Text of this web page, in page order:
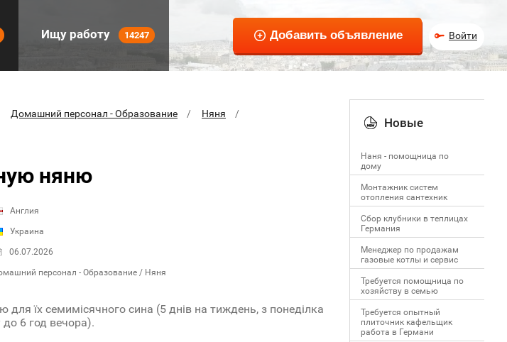
Ищу работу 14247 Войти
Домашний персонал - Образование
Няня
няню
Англия
Украина
06.07.2026
персонал - Образование / Няня
для їх семимісячного сина (5 днів на тиждень, з понеділка
до 6 год вечора).
Новые
Наня - помощница по
дому
Монтажник систем
отопления сантехник
Сбор клубники в теплицах
Германия
Менеджер по продажам
газовые котлы и сервис
Требуется помощница по
хозяйству в семью
Требуется опытный
плиточник кафельщик
работa в Германи